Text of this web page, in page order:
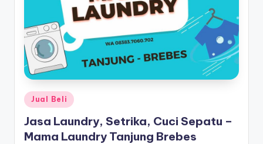
Posted
in
Jual Beli
Jasa Laundry, Setrika, Cuci Sepatu –
Mama Laundry Tanjung Brebes